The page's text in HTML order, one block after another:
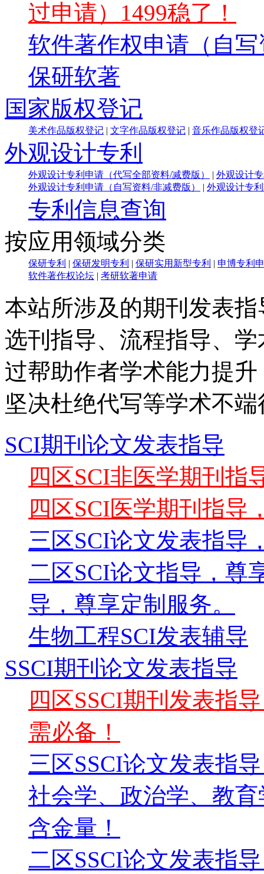
过申请）1499稳了！
软件著作权申请（自
保研软著
国家版权登记
美术作品版权登记 文字作品版权登记 音乐作品版权登
外观设计专利
外观设计专利申请（代写全部资料/减费版）
外观设计
外观设计专利申请（自写资料/非减费版）
外观设计专
专利信息查询
按应用领域分类
保研专利 保研发明专利 保研实用新型专利
申博专利
软件著作权论坛
考研软著申请
本站所涉及的期刊发表
选刊指导、流程指导、
过帮助作者学术能力提
坚决杜绝代写等学术不
SCI期刊论文发表指导
四区SCI非医学期刊指
四区SCI医学期刊指导
三区SCI论文发表指导
二区SCI论文指导，尊
导，尊享定制服务。
生物工程SCI发表辅导
SSCI期刊论文发表指导
四区SSCI期刊发表指
需必备！
三区SSCI论文发表指
社会学、政治学、教
含金量！
二区SSCI论文发表指